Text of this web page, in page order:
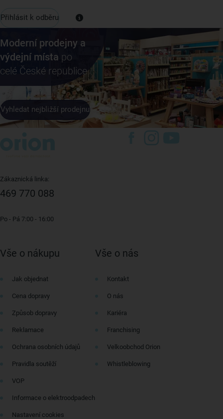
Přihlásit k odběru
Moderní prodejny a
výdejní místa po
celé České republice
Vyhledat nejbližší prodejnu
Zákaznická linka:
469 770 088
Po - Pá 7:00 - 16:00
Vše o nákupu
Jak objednat
Cena dopravy
Způsob dopravy
Reklamace
Ochrana osobních údajů
Pravidla soutěží
VOP
Informace o elektroodpadech
Nastavení cookies
Vše o nás
Kontakt
O nás
Kariéra
Franchising
Velkoobchod Orion
Whistleblowing